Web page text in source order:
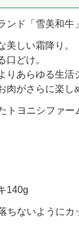
ンド「雪美和牛
美しい霜降り。
口どけ。
りあらゆる生活
肉がさらに楽し
トヨニシファー
140g
ちないようにカ